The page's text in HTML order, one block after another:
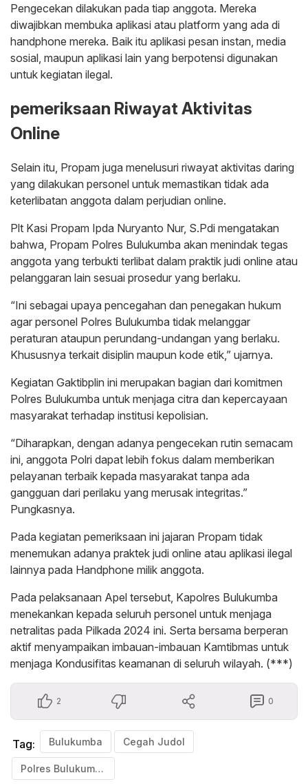
Pengecekan dilakukan pada tiap anggota. Mereka
diwajibkan membuka aplikasi atau platform yang ada di
handphone mereka. Baik itu aplikasi pesan instan, media
sosial, maupun aplikasi lain yang berpotensi digunakan
untuk kegiatan ilegal.
pemeriksaan Riwayat Aktivitas
Online
Selain itu, Propam juga menelusuri riwayat aktivitas daring
yang dilakukan personel untuk memastikan tidak ada
keterlibatan anggota dalam perjudian online.
Plt Kasi Propam Ipda Nuryanto Nur, S.Pdi mengatakan
bahwa, Propam Polres Bulukumba akan menindak tegas
anggota yang terbukti terlibat dalam praktik judi online atau
pelanggaran lain sesuai prosedur yang berlaku.
“Ini sebagai upaya pencegahan dan penegakan hukum
agar personel Polres Bulukumba tidak melanggar
peraturan ataupun perundang-undangan yang berlaku.
Khususnya terkait disiplin maupun kode etik,” ujarnya.
Kegiatan Gaktibplin ini merupakan bagian dari komitmen
Polres Bulukumba untuk menjaga citra dan kepercayaan
masyarakat terhadap institusi kepolisian.
“Diharapkan, dengan adanya pengecekan rutin semacam
ini, anggota Polri dapat lebih fokus dalam memberikan
pelayanan terbaik kepada masyarakat tanpa ada
gangguan dari perilaku yang merusak integritas.”
Pungkasnya.
Pada kegiatan pemeriksaan ini jajaran Propam tidak
menemukan adanya praktek judi online atau aplikasi ilegal
lainnya pada Handphone milik anggota.
Pada pelaksanaan Apel tersebut, Kapolres Bulukumba
menekankan kepada seluruh personel untuk menjaga
netralitas pada Pilkada 2024 ini. Serta bersama berperan
aktif menyampaikan imbauan-imbauan Kamtibmas untuk
menjaga Kondusifitas keamanan di seluruh wilayah. (***)
2 0
Tag: Bulukumba Cegah Judol
Polres Bulukumba